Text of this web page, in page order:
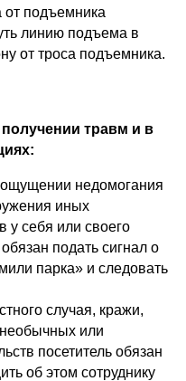
от подъемника
линию подъема в
от троса подъемника.
травм и в
недомогания
иных
у себя или своего
подать сигнал о
парка» и следовать
случая, кражи,
или
посетитель обязан
об этом сотруднику